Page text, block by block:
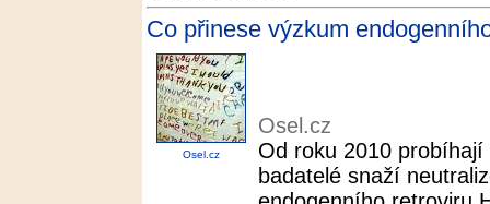
Co přinese výzkum
Osel.cz
Osel.cz
Od roku 2010
badatelé snaží